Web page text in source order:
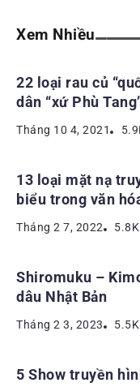
Xem Nhiều
22 loại rau củ
dân “xứ Phù
Tháng 10 4, 2021
13 loại mặt nạ
biểu trong văn
Tháng 2 7, 2022
Shiromuku –
dâu Nhật Bản
Tháng 2 3, 2023
5 Show truyền